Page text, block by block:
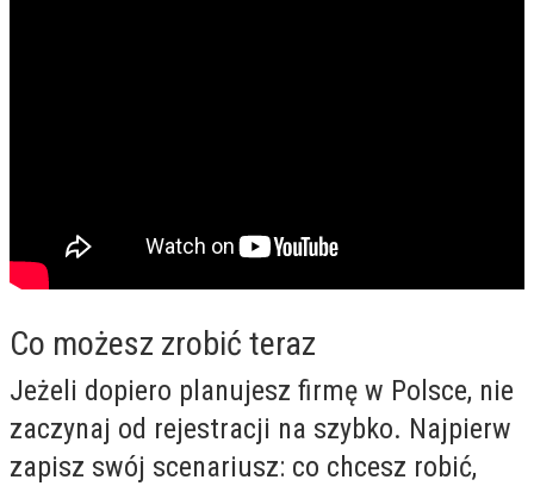
Co możesz zrobić teraz
Jeżeli dopiero planujesz firmę w Polsce, nie
zaczynaj od rejestracji na szybko. Najpierw
zapisz swój scenariusz: co chcesz robić,